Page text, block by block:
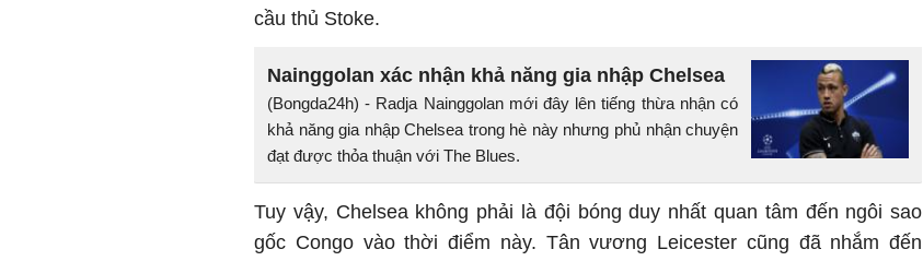
cầu thủ Stoke.
Nainggolan xác nhận khả năng gia nhập Chelsea
(Bongda24h) - Radja Nainggolan mới đây lên tiếng thừa nhận có
khả năng gia nhập Chelsea trong hè này nhưng phủ nhận chuyện
đạt được thỏa thuận với The Blues.
Tuy vậy, Chelsea không phải là đội bóng duy nhất quan tâm đến ngôi sao
gốc Congo vào thời điểm này. Tân vương Leicester cũng đã nhắm đến